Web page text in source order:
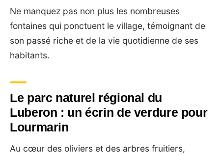
Ne manquez pas non plus les nombreuses
fontaines qui ponctuent le village, témoignant de
son passé riche et de la vie quotidienne de ses
habitants.
Le parc naturel régional du
Luberon : un écrin de verdure pour
Lourmarin
Au cœur des oliviers et des arbres fruitiers,